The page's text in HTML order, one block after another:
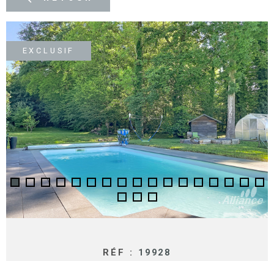
NOS
VENDUS
NOS
EXCLUSIF
RÉF : 19928
Surface
SURFACE
Pièces
PIÈCES
RÉFÉRENCE
PLUS DE CRITÈRES
RECHERCHER